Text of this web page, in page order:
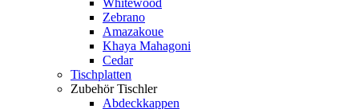
Whitewood
Zebrano
Amazakoue
Khaya Mahagoni
Cedar
Tischplatten
Zubehör Tischler
Abdeckkappen